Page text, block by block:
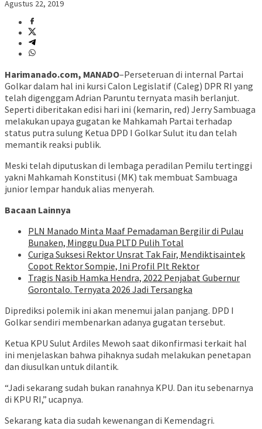
Agustus 22, 2019
Harimanado.com, MANADO–Perseteruan di internal Partai
Golkar dalam hal ini kursi Calon Legislatif (Caleg) DPR RI yang
telah digenggam Adrian Paruntu ternyata masih berlanjut.
Seperti diberitakan edisi hari ini (kemarin, red) Jerry Sambuaga
melakukan upaya gugatan ke Mahkamah Partai terhadap
status putra sulung Ketua DPD I Golkar Sulut itu dan telah
memantik reaksi publik.
Meski telah diputuskan di lembaga peradilan Pemilu tertinggi
yakni Mahkamah Konstitusi (MK) tak membuat Sambuaga
junior lempar handuk alias menyerah.
Bacaan Lainnya
PLN Manado Minta Maaf Pemadaman Bergilir di Pulau
Bunaken, Minggu Dua PLTD Pulih Total
Curiga Suksesi Rektor Unsrat Tak Fair, Mendiktisaintek
Copot Rektor Sompie, Ini Profil Plt Rektor
Tragis Nasib Hamka Hendra, 2022 Penjabat Gubernur
Gorontalo. Ternyata 2026 Jadi Tersangka
Diprediksi polemik ini akan menemui jalan panjang. DPD I
Golkar sendiri membenarkan adanya gugatan tersebut.
Ketua KPU Sulut Ardiles Mewoh saat dikonfirmasi terkait hal
ini menjelaskan bahwa pihaknya sudah melakukan penetapan
dan diusulkan untuk dilantik.
“Jadi sekarang sudah bukan ranahnya KPU. Dan itu sebenarnya
di KPU RI,” ucapnya.
Sekarang kata dia sudah kewenangan di Kemendagri.